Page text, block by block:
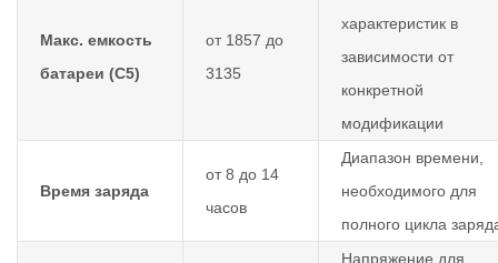
Макс. емкость
батареи (С5)
от 1857 до
3135
характеристик в
зависимости от
конкретной
модификации
Время заряда
от 8 до 14
часов
Диапазон времени,
необходимого для
полного цикла
Напряжение для